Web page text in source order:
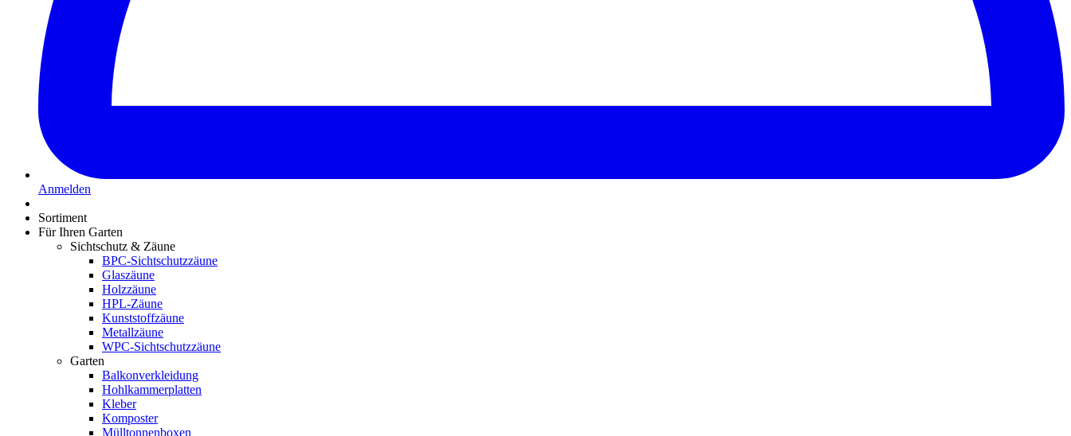
Anmelden
Sortiment
Für Ihren Garten
Sichtschutz & Zäune
BPC-Sichtschutzzäune
Glaszäune
Holzzäune
HPL-Zäune
Kunststoffzäune
Metallzäune
WPC-Sichtschutzzäune
Garten
Balkonverkleidung
Hohlkammerplatten
Kleber
Komposter
Mülltonnenboxen